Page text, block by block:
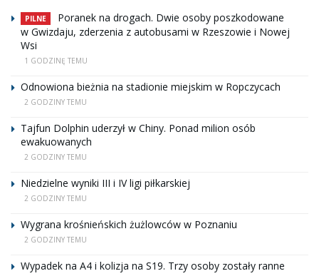
PILNE
Poranek na drogach. Dwie osoby poszkodowane
w Gwizdaju, zderzenia z autobusami w Rzeszowie i Nowej
Wsi
1 GODZINĘ TEMU
Odnowiona bieżnia na stadionie miejskim w Ropczycach
2 GODZINY TEMU
Tajfun Dolphin uderzył w Chiny. Ponad milion osób
ewakuowanych
2 GODZINY TEMU
Niedzielne wyniki III i IV ligi piłkarskiej
2 GODZINY TEMU
Wygrana krośnieńskich żużlowców w Poznaniu
2 GODZINY TEMU
Wypadek na A4 i kolizja na S19. Trzy osoby zostały ranne